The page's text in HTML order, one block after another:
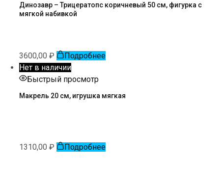
Динозавр – Трицератопс коричневый 50 см, фигурка с
мягкой набивкой
3600,00 ₽
Подробнее
Нет в наличии
Быстрый просмотр
Макрель 20 см, игрушка мягкая
1310,00 ₽ Подробнее